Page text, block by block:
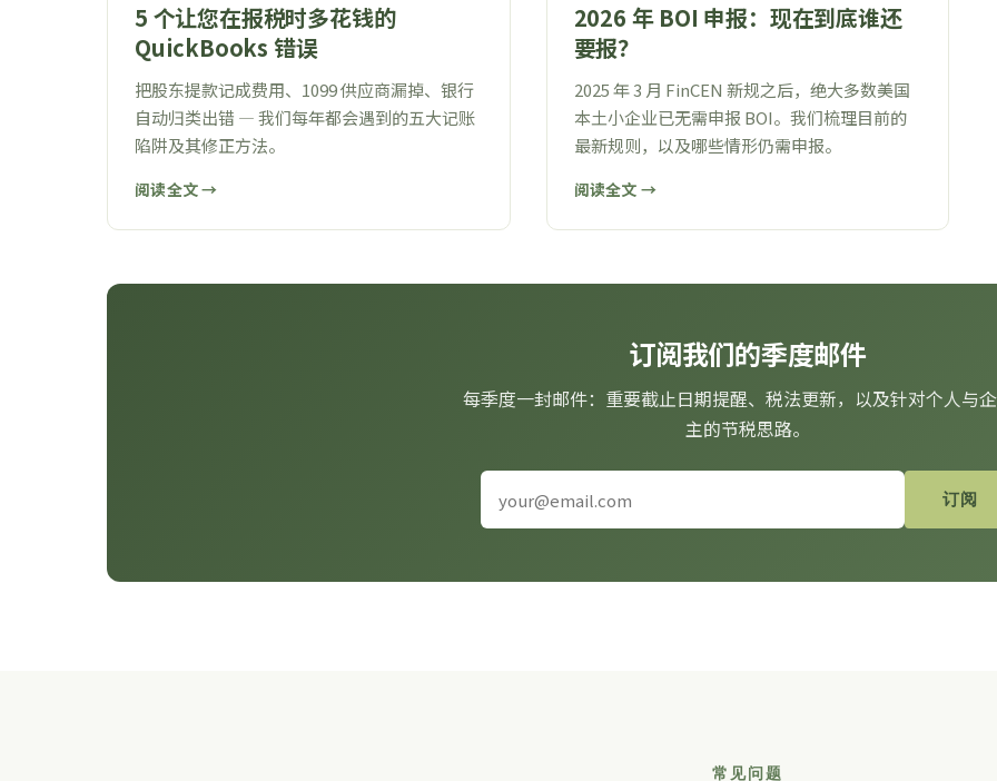
5 个让您在报税时多花钱的
QuickBooks 错误
把股东提款记成费用、1099 供应商漏掉、银行
自动归类出错 — 我们每年都会遇到的五大记账
陷阱及其修正方法。
阅读全文 →
2026 年 BOI 申报：现在到底谁还
要报？
2025 年 3 月 FinCEN 新规之后，绝大多数美国
本土小企业已无需申报 BOI。我们梳理目前的
最新规则，以及哪些情形仍需申报。
阅读全文 →
订阅我们的季度邮件
每季度一封邮件：重要截止日期提醒、税法更新，以及针对个人与
主的节税思路。
订阅
常见问题